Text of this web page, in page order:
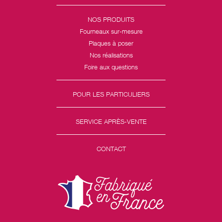
NOS PRODUITS
Fourneaux sur-mesure
Plaques à poser
Nos réalisations
Foire aux questions
POUR LES PARTICULIERS
SERVICE APRÈS-VENTE
CONTACT